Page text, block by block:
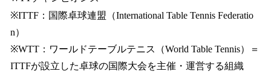
※ITTF：国際卓球連盟（International Table Tennis Federatio
n）
※WTT：ワールドテーブルテニス（World Table Tennis）＝
ITTFが設立した卓球の国際大会を主催・運営する組織